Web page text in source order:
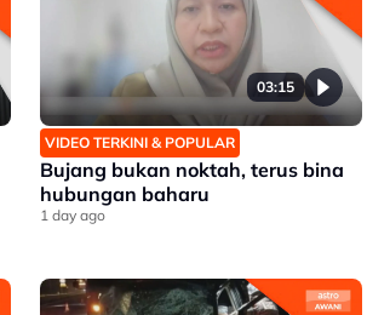
03:15
VIDEO TERKINI & POPULAR
Bujang bukan noktah, terus bina
hubungan baharu
1 day ago